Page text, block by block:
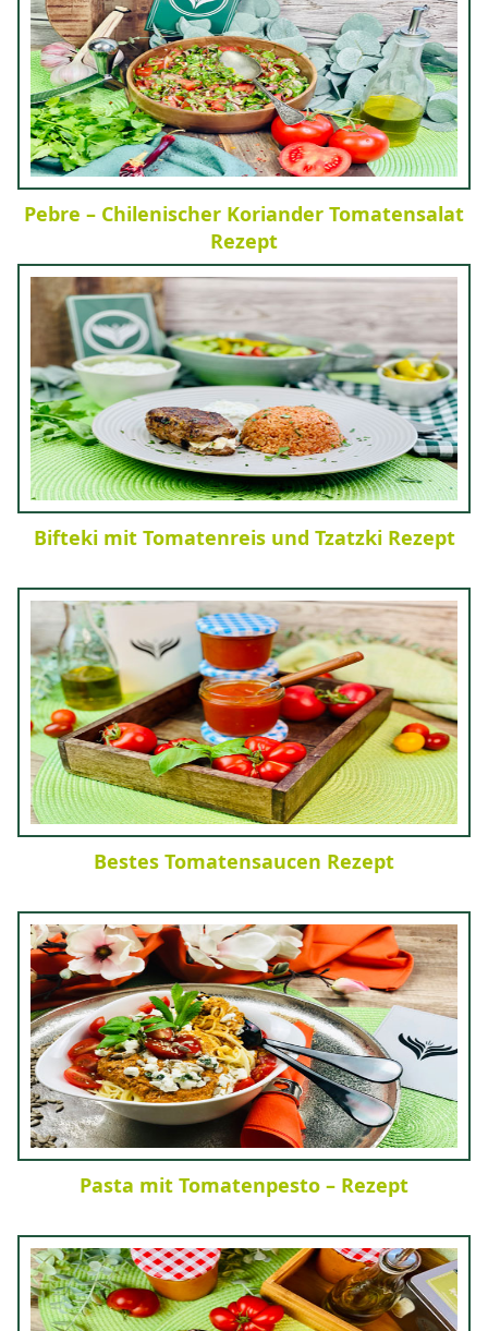
Pebre – Chilenischer Koriander Tomatensalat
Rezept
Bifteki mit Tomatenreis und Tzatzki Rezept
Bestes Tomatensaucen Rezept
Pasta mit Tomatenpesto – Rezept